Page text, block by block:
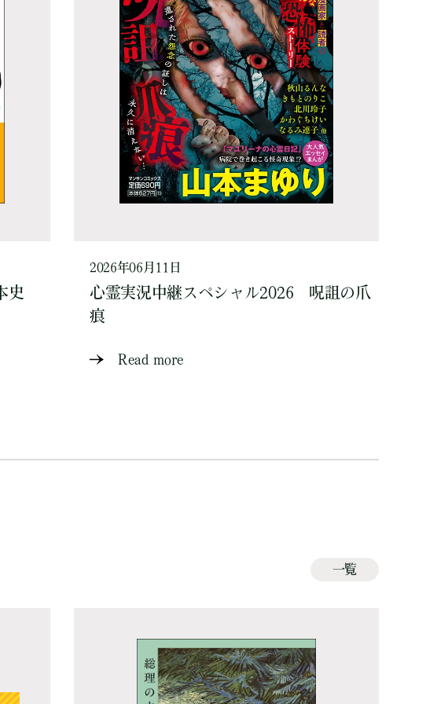
史
2026年06月11日
心霊実況中継スペシャル2026 呪詛の爪
痕
Read more
一覧